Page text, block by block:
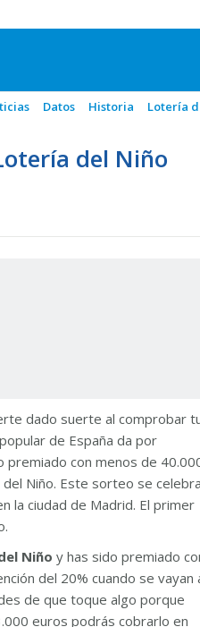
Datos Historia Lotería
del Niño
dado suerte al comprobar
de España da por
premiado con menos de
Niño. Este sorteo se celebra
la ciudad de Madrid. El primer
Niño y has sido premiado
del 20% cuando se vayan
de que toque algo porque
euros podrás cobrarlo en